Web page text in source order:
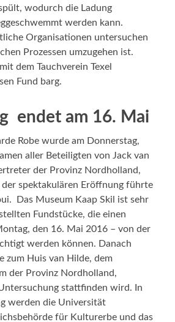
wodurch die Ladung
werden kann.
Organisationen untersuchen
Prozessen umzugehen ist.
dem Tauchverein Texel
Fund barg.
endet am 16. Mai
Robe wurde am Donnerstag,
aller Beteiligten von Jack van
der Provinz Nordholland,
der spektakulären Eröffnung führte
Das Museum Kaap Skil ist sehr
Fundstücke, die einen
den 16. Mai 2016 – von der
werden können. Danach
zum Huis van Hilde, dem
der Provinz Nordholland,
stattfinden wird. In
werden die Universität
für Kulturerbe und das